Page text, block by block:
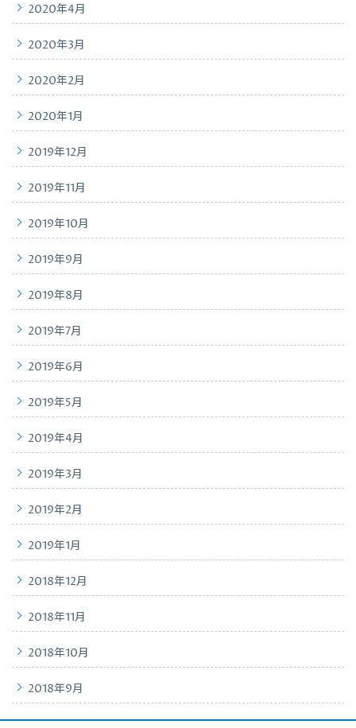
2020年4月
2020年3月
2020年2月
2020年1月
2019年12月
2019年11月
2019年10月
2019年9月
2019年8月
2019年7月
2019年6月
2019年5月
2019年4月
2019年3月
2019年2月
2019年1月
2018年12月
2018年11月
2018年10月
2018年9月